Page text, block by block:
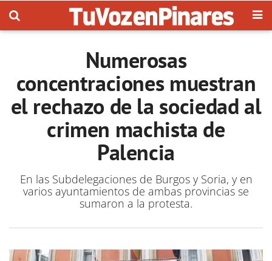
Numerosas
concentraciones muestran
el rechazo de la sociedad al
crimen machista de
Palencia
En las Subdelegaciones de Burgos y Soria, y en
varios ayuntamientos de ambas provincias se
sumaron a la protesta.